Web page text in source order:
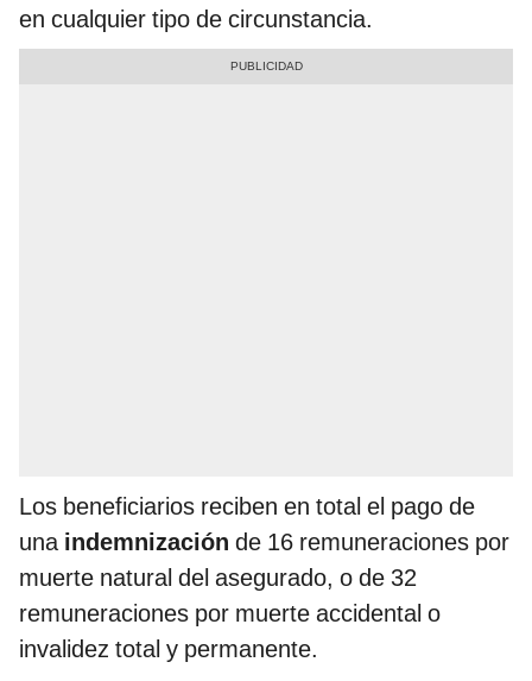
en cualquier tipo de circunstancia.
Los beneficiarios reciben en total el pago de
una indemnización de 16 remuneraciones por
muerte natural del asegurado, o de 32
remuneraciones por muerte accidental o
invalidez total y permanente.